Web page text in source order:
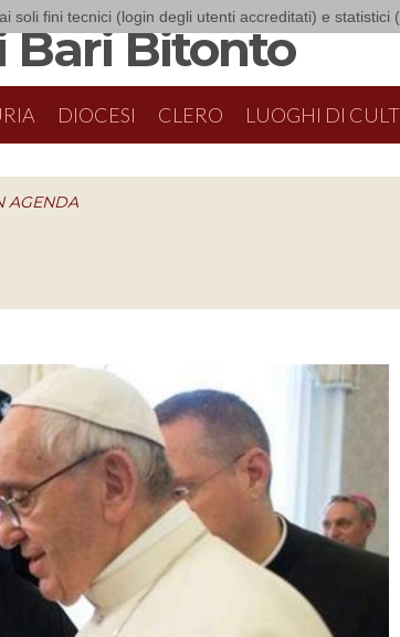
soli fini tecnici (login degli utenti accreditati) e statistici
Bari Bitonto
DIOCESI CLERO LUOGHI DI
AGENDA